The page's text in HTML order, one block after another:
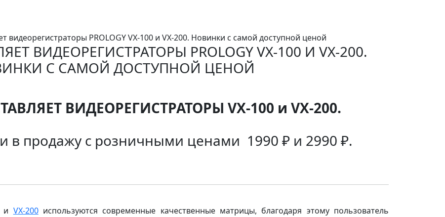
видеорегистраторы PROLOGY VX-100 и VX-200. Новинки с самой доступной ценой
ВИДЕОРЕГИСТРАТОРЫ PROLOGY VX-100 И VX-200.
С САМОЙ ДОСТУПНОЙ ЦЕНОЙ
ВИДЕОРЕГИСТРАТОРЫ VX-100 и VX-200.
в продажу с розничными ценами 1990 ₽ и 2990 ₽.
и VX-200используются современные качественные матрицы, благодаря этому пользователь